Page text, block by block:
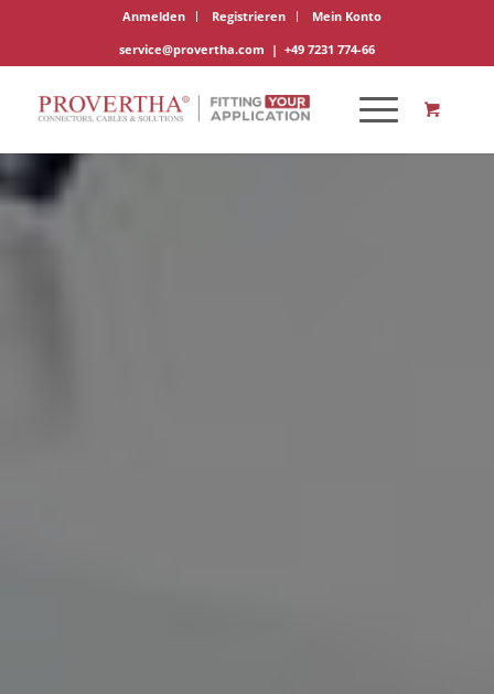
Anmelden Registrieren
Mein Konto
service@provertha.com | +49 7231 774-66